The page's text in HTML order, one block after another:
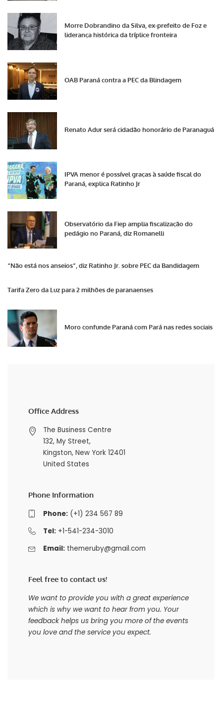
Morre Dobrandino da Silva, ex-prefeito de Foz e
liderança histórica da tríplice fronteira
OAB Paraná contra a PEC da Blindagem
Renato Adur será cidadão honorário de Paranaguá
IPVA menor é possível graças à saúde fiscal do
Paraná, explica Ratinho Jr
Observatório da Fiep amplia fiscalização do
pedágio no Paraná, diz Romanelli
“Não está nos anseios”, diz Ratinho Jr. sobre PEC da Bandidagem
Tarifa Zero da Luz para 2 milhões de paranaenses
Moro confunde Paraná com Pará nas redes sociais
Office Address
The Business Centre
132, My Street,
Kingston, New York 12401
United States
Phone Information
Phone:(+1) 234 567 89
Tel:+1-541-234-3010
Email: themeruby@gmail.com
Feel free to contact us!
We want to provide you with a great experience
which is why we want to hear from you. Your
feedback helps us bring you more of the events
you love and the service you expect.